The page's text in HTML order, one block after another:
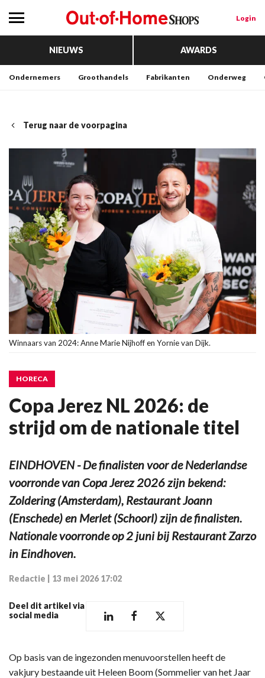
Login
NIEUWS AWARDS
Ondernemers Groothandels Fabrikanten Onderweg
Terug naar de voorpagina
Winnaars van 2024: Anne Marie Nijhoff en Yornie van Dijk.
HORECA
Copa Jerez NL 2026: de
strijd om de nationale titel
EINDHOVEN - De finalisten voor de Nederlandse
voorronde van Copa Jerez 2026 zijn bekend:
Zoldering (Amsterdam), Restaurant Joann
(Enschede) en Merlet (Schoorl) zijn de finalisten.
Nationale voorronde op 2 juni bij Restaurant Zarzo
in Eindhoven.
Redactie 13 mei 2026 17:02
Deel dit artikel via
social media
Op basis van de ingezonden menuvoorstellen heeft de
vakjury bestaande uit Heleen Boom (Sommelier van het Jaar